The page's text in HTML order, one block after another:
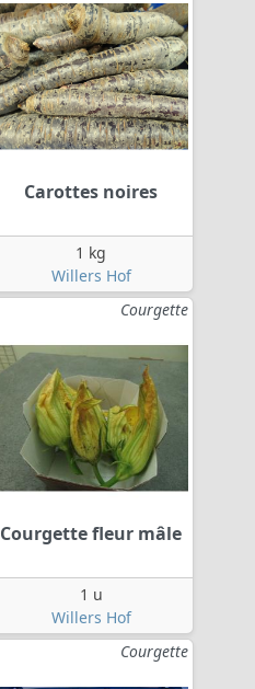
Carottes noires
1 kg
Willers Hof
Courgette
Courgette fleur mâle
1 u
Willers Hof
Courgette